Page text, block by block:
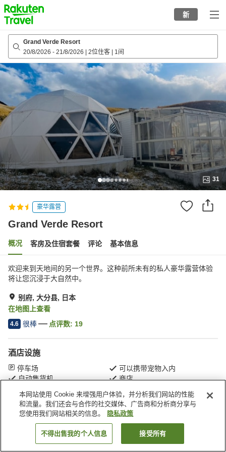
to
top
page
新
Grand Verde Resort
20/8/2026 - 21/8/2026 2位住客 1间
31
豪华露营
Grand Verde Resort
概况 客房及住宿套餐 评论 基本信息
欢迎来到天地间的另一个世界。这种前所未有的私人豪华露营体验
将让您沉浸于大自然中。
别府, 大分县, 日本
在地图上查看
4.6 很棒 点评数: 19
酒店设施
停车场
可以携带宠物入内
自动售货机
商店
首页 日本 大分县 别府 Grand Verde Resort
搜索客房
本网站使用 Cookie 来增强用户体验，并分析我们网站的性能
和流量。我们还会与合作的社交媒体、广告商和分析商分享与
您使用我们网站相关的信息。
隐私政策
不得出售我的个人信息 接受所有